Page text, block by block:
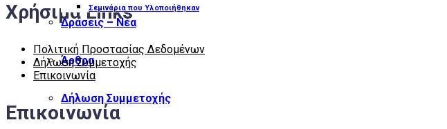
Σεμινάρια που Υλοποιήθηκαν
Δράσεις – Νέα
Άρθρα
Δήλωση Συμμετοχής
Χρήσιμα Links
Πολιτική Προστασίας Δεδομένων
Δήλωση Συμμετοχής
Επικοινωνία
Επικοινωνία